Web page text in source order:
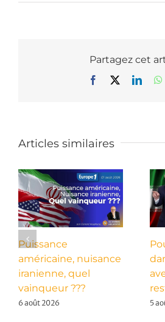
Partagez cet
Facebook
Articles similaires
Puissance
américaine, nuisance
iranienne, quel
vainqueur ???
6 août 2026 5